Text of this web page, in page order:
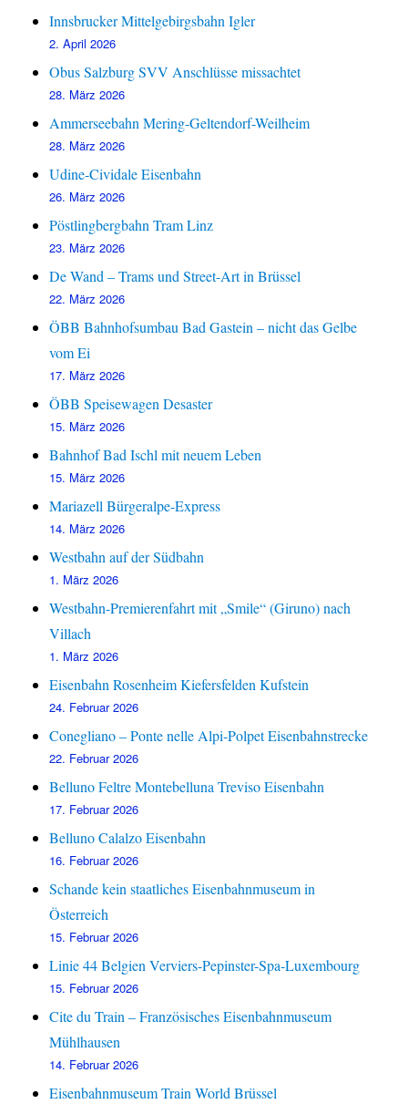
Innsbrucker Mittelgebirgsbahn Igler
2. April 2026
Obus Salzburg SVV Anschlüsse missachtet
28. März 2026
Ammerseebahn Mering-Geltendorf-Weilheim
28. März 2026
Udine-Cividale Eisenbahn
26. März 2026
Pöstlingbergbahn Tram Linz
23. März 2026
De Wand – Trams und Street-Art in Brüssel
22. März 2026
ÖBB Bahnhofsumbau Bad Gastein – nicht das Gelbe
vom Ei
17. März 2026
ÖBB Speisewagen Desaster
15. März 2026
Bahnhof Bad Ischl mit neuem Leben
15. März 2026
Mariazell Bürgeralpe-Express
14. März 2026
Westbahn auf der Südbahn
1. März 2026
Westbahn-Premierenfahrt mit „Smile“ (Giruno) nach
Villach
1. März 2026
Eisenbahn Rosenheim Kiefersfelden Kufstein
24. Februar 2026
Conegliano – Ponte nelle Alpi-Polpet Eisenbahnstrecke
22. Februar 2026
Belluno Feltre Montebelluna Treviso Eisenbahn
17. Februar 2026
Belluno Calalzo Eisenbahn
16. Februar 2026
Schande kein staatliches Eisenbahnmuseum in
Österreich
15. Februar 2026
Linie 44 Belgien Verviers-Pepinster-Spa-Luxembourg
15. Februar 2026
Cite du Train – Französisches Eisenbahnmuseum
Mühlhausen
14. Februar 2026
Eisenbahnmuseum Train World Brüssel